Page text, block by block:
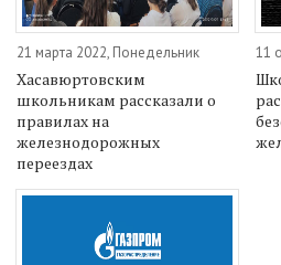
21 марта 2022, Понедельник
Хасавюртовским
школьникам рассказали о
правилах на
железнодорожных
переездах
11